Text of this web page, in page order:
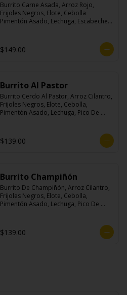
Burrito Carne Asada, Arroz Rojo,
Frijoles Negros, Elote, Cebolla
Pimentón Asado, Lechuga, Escabeche
$149.00
Burrito Al Pastor
Burrito Cerdo Al Pastor, Arroz Cilantro,
Frijoles Negros, Elote, Cebolla,
Pimentón Asado, Lechuga, Pico De
$139.00
Burrito Champiñón
Burrito De Champiñón, Arroz Cilantro,
Frijoles Negros, Elote, Cebolla,
Pimentón Asado, Lechuga, Pico De
$139.00